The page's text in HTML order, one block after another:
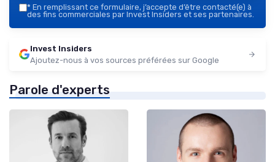
* En remplissant ce formulaire, j’accepte d’être contacté(e) à
des fins commerciales par Invest Insiders et ses partenaires.
Invest Insiders
Ajoutez-nous à vos sources préférées sur Google
Parole d'experts